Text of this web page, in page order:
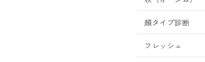
顔タイプ診断
フレッシュ